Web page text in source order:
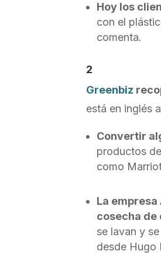
Hoy los
con el
comenta.
2
Greenbiz
está en inglés
Convertir
productos
como
La
cosecha de
se lavan y
desde Hugo